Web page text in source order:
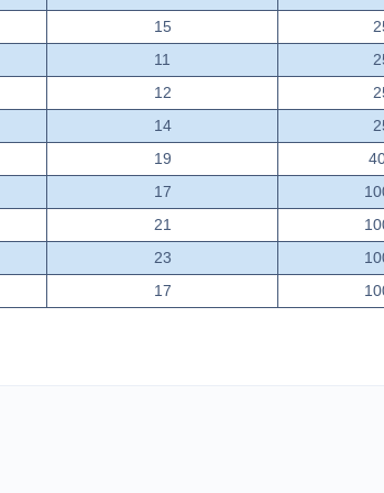
15
11
12
14
19
17
21
23
17